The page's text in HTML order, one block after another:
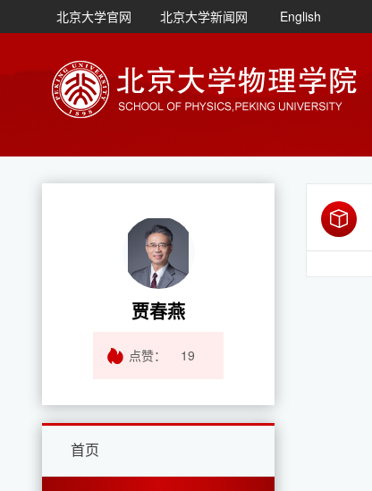
北京大学官网 北京大学新闻网 English
贾春燕
点赞： 19
首页